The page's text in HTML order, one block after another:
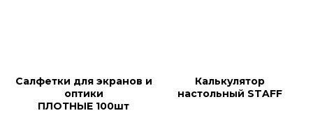
Салфетки для экранов и
оптики
ПЛОТНЫЕ 100шт
Калькулятор
настольный STAFF